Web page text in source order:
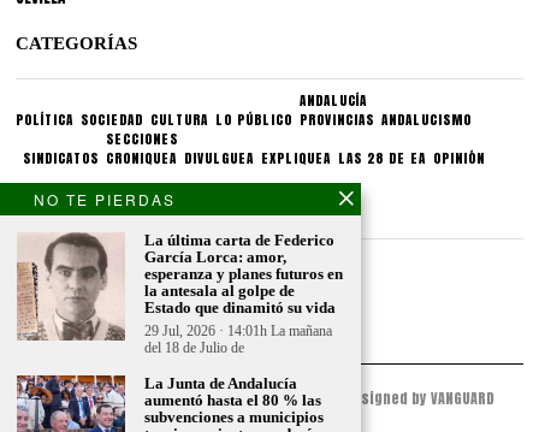
CATEGORÍAS
POLÍTICA SOCIEDAD CULTURA LO PÚBLICO
ANDALUCÍA
PROVINCIAS ANDALUCISMO
SINDICATOS
SECCIONES
CRONIQUEA DIVULGUEA EXPLIQUEA LAS 28 DE EA OPINIÓN
CONDICIONES LEGALES
Aviso legal
Politica de privacidad
Politica de condiciones
© 2023 - ESPACIO ANDALUZ - All Rights Reserved. Designed by VANGUARD
PEAK
NO TE PIERDAS
La última carta de Federico
García Lorca: amor,
esperanza y planes futuros en
la antesala al golpe de
Estado que dinamitó su vida
29 Jul, 2026 · 14:01h La mañana
del 18 de Julio de
La Junta de Andalucía
aumentó hasta el 80 % las
subvenciones a municipios